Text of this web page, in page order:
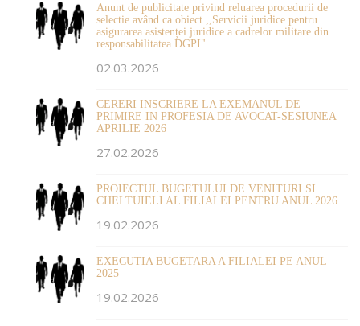
Anunt de publicitate privind reluarea procedurii de
selectie având ca obiect ,,Servicii juridice pentru
asigurarea asistenței juridice a cadrelor militare din
responsabilitatea DGPI"
02.03.2026
CERERI INSCRIERE LA EXEMANUL DE
PRIMIRE IN PROFESIA DE AVOCAT-SESIUNEA
APRILIE 2026
27.02.2026
PROIECTUL BUGETULUI DE VENITURI SI
CHELTUIELI AL FILIALEI PENTRU ANUL 2026
19.02.2026
EXECUTIA BUGETARA A FILIALEI PE ANUL
2025
19.02.2026